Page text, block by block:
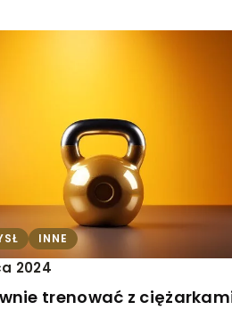
INNE
2024
trenować z